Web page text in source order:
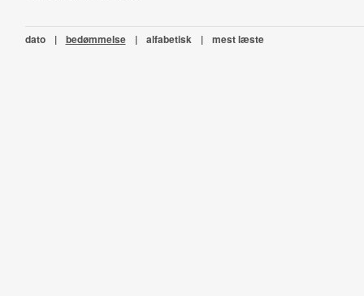
dato | bedømmelse | alfabetisk | mest læste